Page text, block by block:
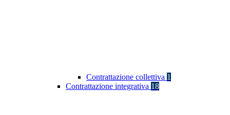
Contrattazione collettiva 1
Contrattazione integrativa 18